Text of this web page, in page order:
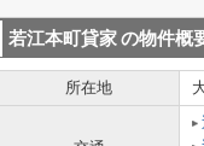
若江本町貸家の物件概
所在地